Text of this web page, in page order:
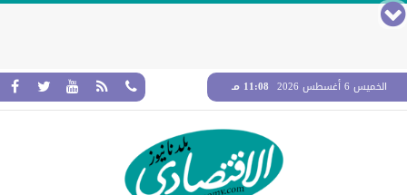
الخميس 6 أغسطس 2026 11:08 مـ